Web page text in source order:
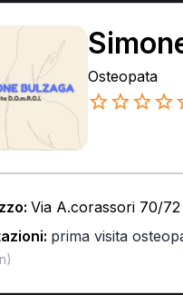
Osteopata
Via A.corassori 70/
prima visita